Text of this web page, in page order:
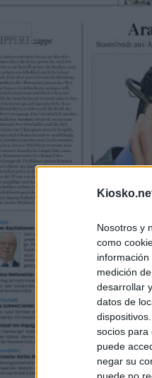
Nosotros y
como
medición
desarrollar
datos de
socios para
puede
negar su
puede no